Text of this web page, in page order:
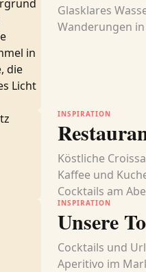
Glasklares
Wanderungen
INSPIRATION
Köstliche
Kaffee und
Cocktails am
INSPIRATION
Unsere
Cocktails und
Aperitivo im